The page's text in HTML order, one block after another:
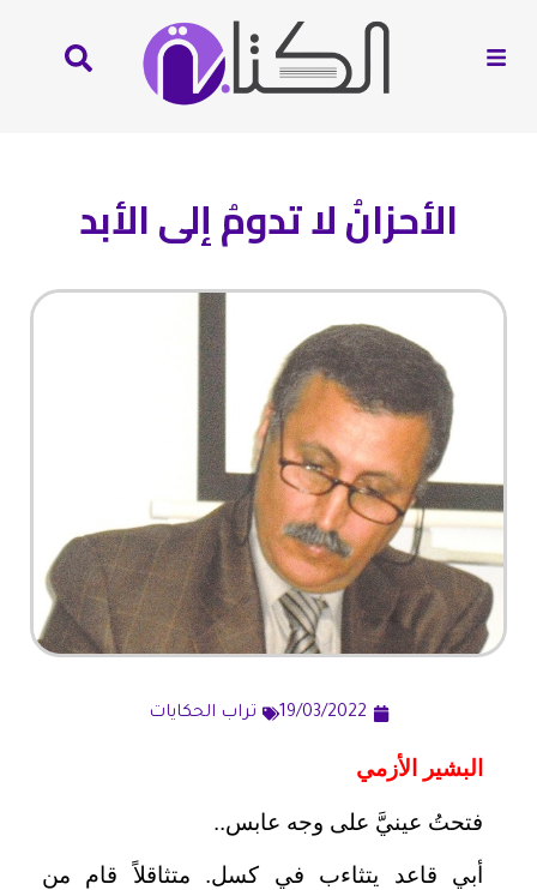
الأحزانُ لا تدومُ إلى الأبد
19/03/2022 تراب الحكايات
البشير الأزمي
فتحتُ عينيَّ على وجه عابس..
أبي قاعد يتثاءب في كسل. متثاقلاً قام من